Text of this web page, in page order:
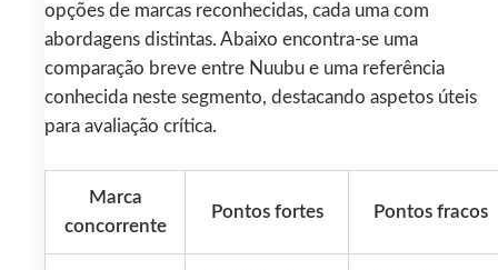
opções de marcas reconhecidas, cada uma com
abordagens distintas. Abaixo encontra-se uma
comparação breve entre Nuubu e uma referência
conhecida neste segmento, destacando aspetos úteis
para avaliação crítica.
Marca
concorrente
Pontos fortes Pontos fracos